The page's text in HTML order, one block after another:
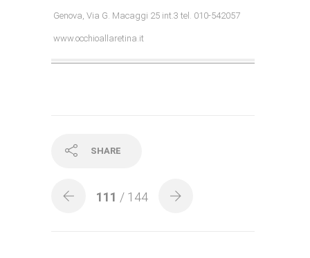
Genova, Via G. Macaggi 25 int.3 tel. 010-542057
www.occhioallaretina.it
SHARE
111 / 144